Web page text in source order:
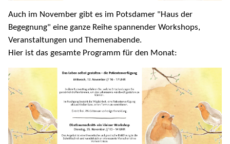
Auch im November gibt es im Potsdamer "Haus der
Begegnung" eine ganze Reihe spannender Workshops,
Veranstaltungen und Themenabende.
Hier ist das gesamte Programm für den Monat: